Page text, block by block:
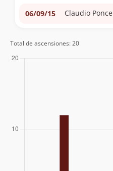
06/09/15 Claudio Ponce
Total de ascensiones: 20